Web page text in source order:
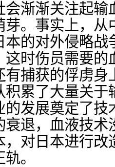
会渐渐关注起
芽。事实上，
本的对外侵略
这时伤员需要
有捕获的俘虏
积累了大量关
的发展奠定了
衰退，血液技
，对日本进行
。